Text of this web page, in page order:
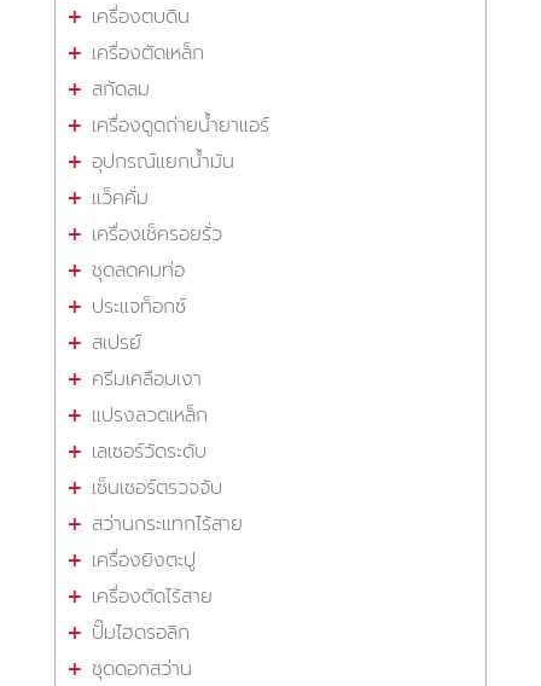
เครื่องตบดิน
เครื่องตัดเหล็ก
สกัดลม
เครื่องดูดถ่ายน้ำยาแอร์
อุปกรณ์แยกน้ำมัน
แว็คคั่ม
เครื่องเช็ครอยรั่ว
ชุดลดคมท่อ
ประแจท็อกซ์
สเปรย์
ครีมเคลือบเงา
แปรงลวดเหล็ก
เลเซอร์วัดระดับ
เซ็นเซอร์ตรวจจับ
สว่านกระแทกไร้สาย
เครื่องยิงตะปู
เครื่องตัดไร้สาย
ปั๊มไฮดรอลิก
ชุดดอกสว่าน